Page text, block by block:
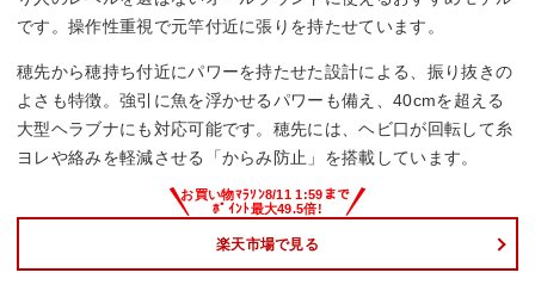
です。操作性重視で元竿付近に張りを持たせています。
穂先から穂持ち付近にパワーを持たせた設計による、振り抜きの
よさも特徴。強引に魚を浮かせるパワーも備え、40cmを超える
大型ヘラブナにも対応可能です。穂先には、ヘビ口が回転して糸
ヨレや絡みを軽減させる「からみ防止」を搭載しています。
楽天市場で見る